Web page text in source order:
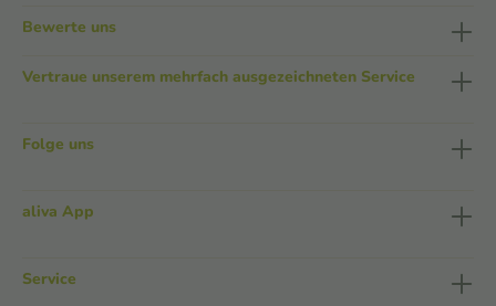
Bewerte uns
Vertraue unserem mehrfach ausgezeichneten Service
Folge uns
aliva App
Service